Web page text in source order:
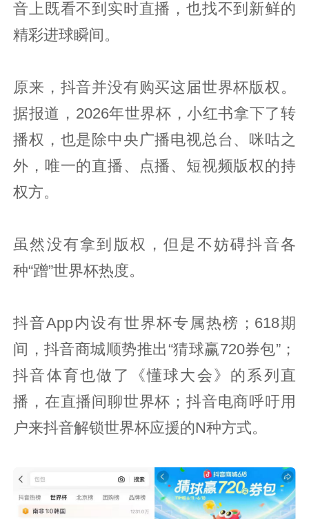
音上既看不到实时直播，也找不到新鲜的
精彩进球瞬间。
原来，抖音并没有购买这届世界杯版权。
据报道，2026年世界杯，小红书拿下了转
播权，也是除中央广播电视总台、咪咕之
外，唯一的直播、点播、短视频版权的持
权方。
虽然没有拿到版权，但是不妨碍抖音各
种“蹭”世界杯热度。
抖音App内设有世界杯专属热榜；618期
间，抖音商城顺势推出“猜球赢720券包”；
抖音体育也做了《懂球大会》的系列直
播，在直播间聊世界杯；抖音电商呼吁用
户来抖音解锁世界杯应援的N种方式。